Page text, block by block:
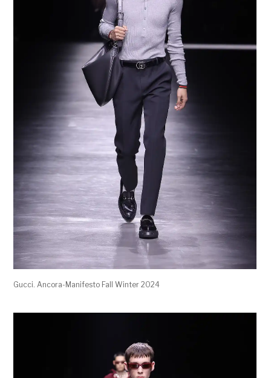
Gucci. Ancora-Manifesto Fall Winter 2024